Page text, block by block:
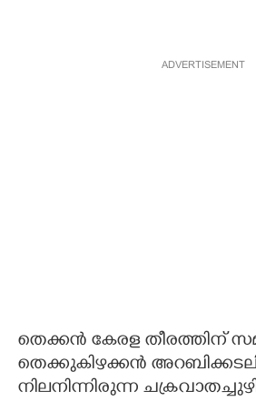
ADVERTISEMENT
തെക്കൻ കേരള തീരത്തിന്
തെക്കുകിഴക്കൻ
നിലനിന്നിരുന്ന